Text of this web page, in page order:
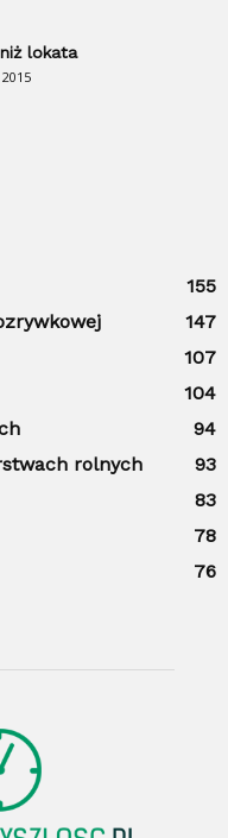
lokata
155
147
107
104
94
rolnych
93
83
78
76